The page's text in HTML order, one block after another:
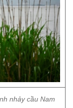
nhảy cầu Nam